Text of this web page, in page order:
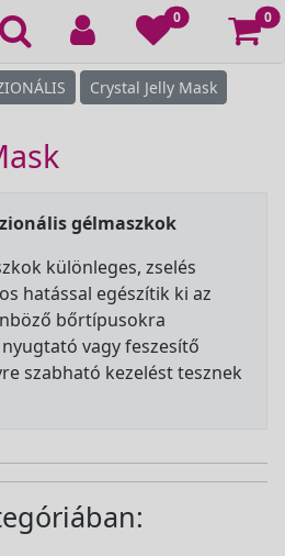
0 0
Crystal Jelly Mask
gélmaszkok
különleges, zselés
hatással egészítik ki az
bőrtípusokra
vagy feszesítő
szabható kezelést tesznek